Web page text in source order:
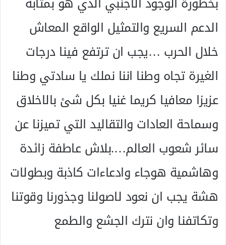
الدعم السريع والتمثيل الواقع المعاش
خلال الحرب …يجب ان ترتفع فينا درجات
الغيرة تجاه وطنا اننا نملك يا سادتي وطنا
عزيزا معافيا كريما غنيا بكل شئ بالاخلاق
وسماحة العادات والتقاليد التي تميزنا عن
سائر شعوب العالم….بلاش عاطفة زائدة
وهاشمية هوجاء وادعاءات كاذبة وبطولات
هشة يجب ان نعود لاصولنا وجذورنا وقوتنا
وتكاتفنا وان نترك الجشع والطمع